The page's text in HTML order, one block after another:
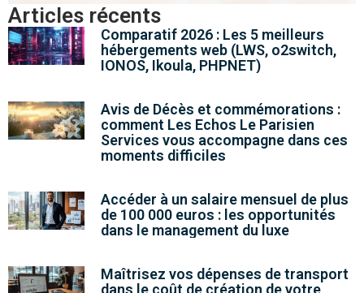
Articles récents
Comparatif 2026 : Les 5 meilleurs
hébergements web (LWS, o2switch,
IONOS, Ikoula, PHPNET)
Avis de Décès et commémorations :
comment Les Echos Le Parisien
Services vous accompagne dans ces
moments difficiles
Accéder à un salaire mensuel de plus
de 100 000 euros : les opportunités
dans le management du luxe
Maîtrisez vos dépenses de transport
dans le coût de création de votre